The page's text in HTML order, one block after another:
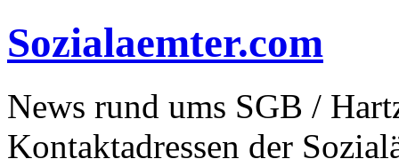
Sozialaemter.com
News rund ums SGB /
Kontaktadressen der